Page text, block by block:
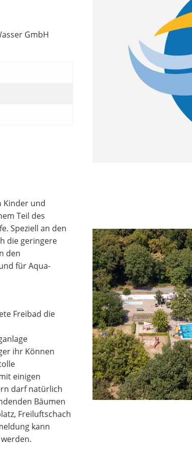
GmbH
Kinder und
Teil des
Speziell an den
die geringere
den
für Aqua-
Freibad die
ihr Können
einigen
darf natürlich
Bäumen
Freiluftschach
kann